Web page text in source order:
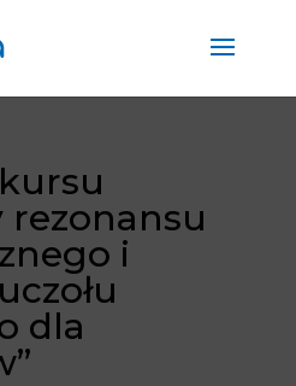
rezonansu
i
dla